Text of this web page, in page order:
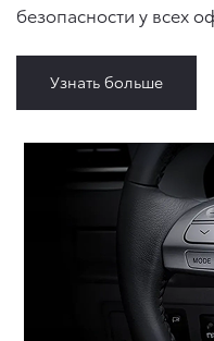
безопасности у всех
Узнать больше